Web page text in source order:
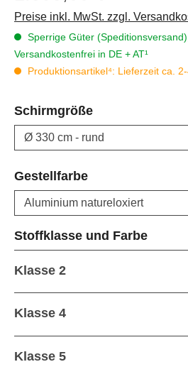
Regulärer Preis:
Preise inkl. MwSt. zzgl.
Sperrige Güter
Versandkostenfrei in DE + AT¹
Produktionsartikel⁴: Lieferzeit ca.
Schirmgrößeauswählen
Gestellfarbeauswählen
Stoffklasse und Farbe
Klasse 2
Klasse 4
Klasse 5